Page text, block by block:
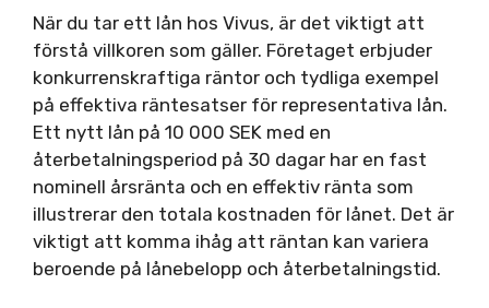
När du tar ett lån hos Vivus, är det viktigt att
förstå villkoren som gäller. Företaget erbjuder
konkurrenskraftiga räntor och tydliga exempel
på effektiva räntesatser för representativa lån.
Ett nytt lån på 10 000 SEK med en
återbetalningsperiod på 30 dagar har en fast
nominell årsränta och en effektiv ränta som
illustrerar den totala kostnaden för lånet. Det är
viktigt att komma ihåg att räntan kan variera
beroende på lånebelopp och återbetalningstid.